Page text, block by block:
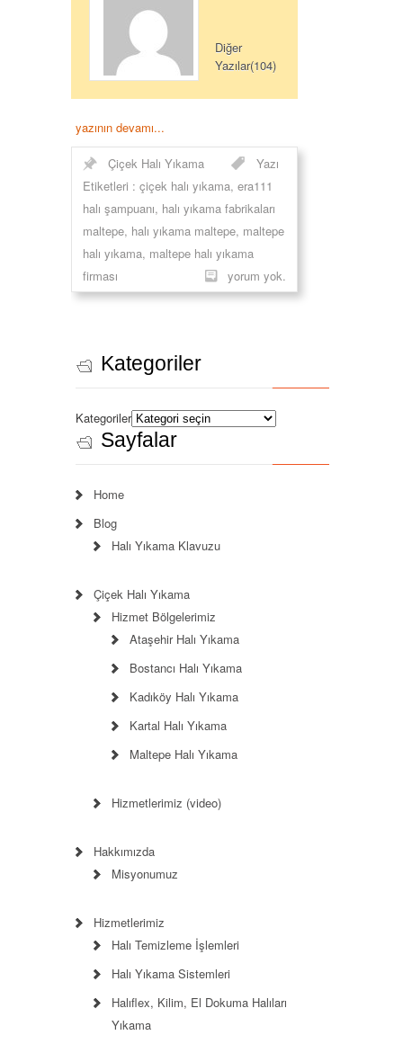
Diğer
Yazılar(104)
yazının devamı...
Çiçek Halı Yıkama
Yazı
Etiketleri : çiçek halı yıkama, era111
halı şampuanı, halı yıkama fabrikaları
maltepe, halı yıkama maltepe, maltepe
halı yıkama, maltepe halı yıkama
firması
yorum yok.
Kategoriler
Kategoriler
Sayfalar
Home
Blog
Halı Yıkama Klavuzu
Çiçek Halı Yıkama
Hizmet Bölgelerimiz
Ataşehir Halı Yıkama
Bostancı Halı Yıkama
Kadıköy Halı Yıkama
Kartal Halı Yıkama
Maltepe Halı Yıkama
Hizmetlerimiz (video)
Hakkımızda
Misyonumuz
Hizmetlerimiz
Halı Temizleme İşlemleri
Halı Yıkama Sistemleri
Halıflex, Kilim, El Dokuma Halıları
Yıkama